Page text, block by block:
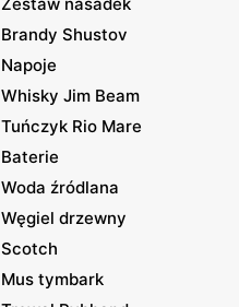
Brandy Shustov
Napoje
Whisky Jim Beam
Tuńczyk Rio Mare
Baterie
Woda źródlana
Węgiel drzewny
Scotch
Mus tymbark